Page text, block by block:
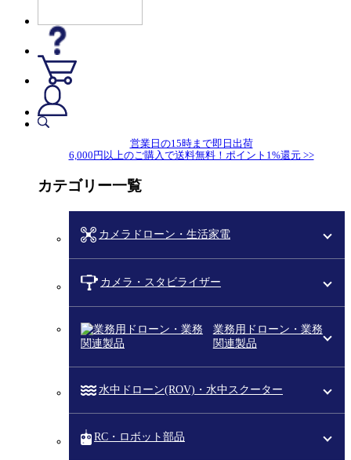
営業日の15時まで即日出荷
6,000円以上のご購入で送料無料！ポイント1%還元 >>
カテゴリー一覧
カメラドローン・生活家電
カメラ・スタビライザー
業務用ドローン・業務
関連製品
水中ドローン(ROV)・水中スクーター
RC・ロボット部品